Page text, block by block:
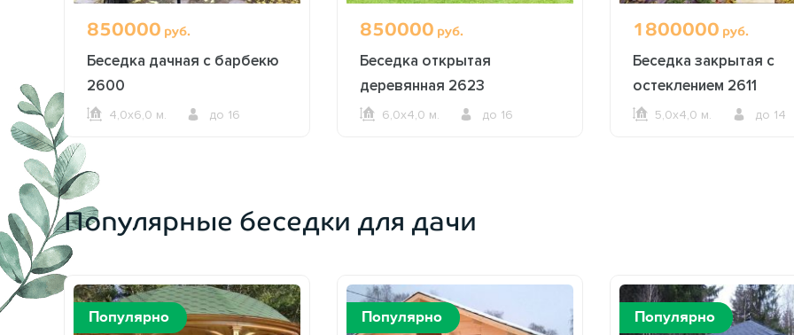
850000 руб.
Беседка дачная с барбекю
2600
4,0х6,0 м. до 16
850000 руб.
Беседка открытая
деревянная 2623
6,0х4,0 м. до 16
1800000 руб.
Беседка закрытая с
остеклением 2611
5,0х4,0 м. до 14
Популярные беседки для дачи
Популярно Популярно Популярно